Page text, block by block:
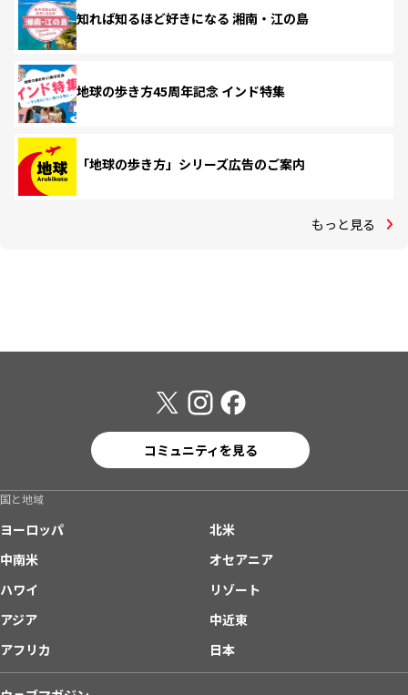
知れば知るほど好きになる 湘南・江の島
地球の歩き方45周年記念 インド特集
「地球の歩き方」シリーズ広告のご案内
もっと見る
コミュニティを見る
国と地域
ヨーロッパ
北米
中南米
オセアニア
ハワイ
リゾート
アジア
中近東
アフリカ
日本